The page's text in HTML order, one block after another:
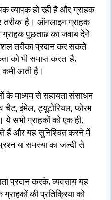
व्यापक हो रही है और ग्राहक
तरीका है। ऑनलाइन ग्राहक
ग्राहक पूछताछ का जवाब देने
तरीका प्रदान कर सकते
को भी समाप्त करता है,
आती है।
के माध्यम से सहायता संसाधन
चैट, ईमेल, ट्यूटोरियल, फोरम
सभी ग्राहकों को एक ही,
हैं और यह सुनिश्चित करने में
या समस्या का जल्दी से
प्रदान करके, व्यवसाय यह
की प्रतिक्रिया को